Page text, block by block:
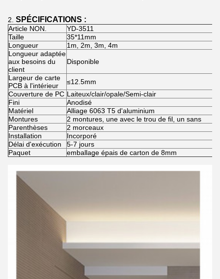
2. SPÉCIFICATIONS :
Article NON.
YD-3511
Taille
35*11mm
Longueur
1m, 2m, 3m, 4m
Longueur adaptée
aux besoins du
client
Disponible
Largeur de carte
PCB à l'intérieur
≤12.5mm
Couverture de PC Laiteux/clair/opale/Semi-clair
Fini
Anodisé
Matériel
Alliage 6063 T5 d'aluminium
Montures
2 montures, une avec le trou de fil, un sans
Parenthèses
2 morceaux
Installation
Incorporé
Délai d'exécution
5-7 jours
Paquet
emballage épais de carton de 8mm